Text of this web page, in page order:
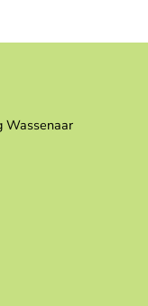
Wassenaar